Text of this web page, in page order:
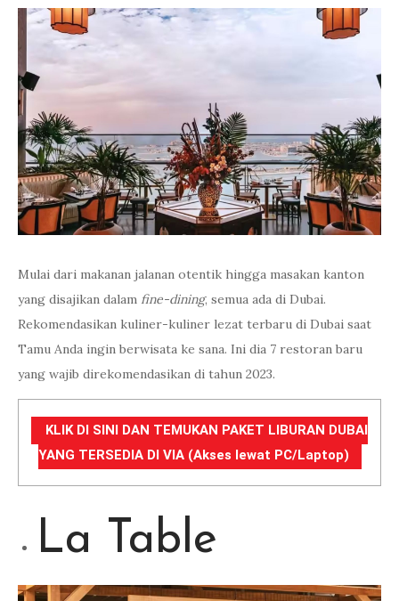
Mulai dari makanan jalanan otentik hingga masakan kanton
yang disajikan dalam fine-dining, semua ada di Dubai.
Rekomendasikan kuliner-kuliner lezat terbaru di Dubai saat
Tamu Anda ingin berwisata ke sana. Ini dia 7 restoran baru
yang wajib direkomendasikan di tahun 2023.
KLIK DI SINI DAN TEMUKAN PAKET LIBURAN DUBAI
YANG TERSEDIA DI VIA (Akses lewat PC/Laptop)
La Table